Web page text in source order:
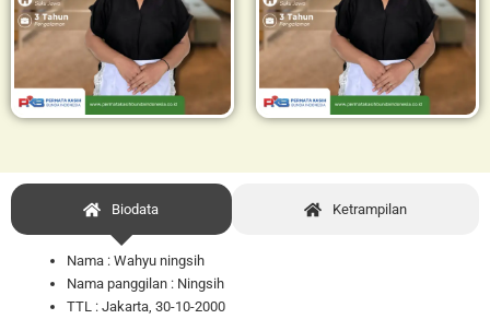
Biodata Ketrampilan
Nama : Wahyu ningsih
Nama panggilan : Ningsih
TTL : Jakarta, 30-10-2000